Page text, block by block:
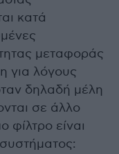
κατά
μεταφοράς
για λόγους
δηλαδή μέλη
σε άλλο
φίλτρο είναι
συστήματος: